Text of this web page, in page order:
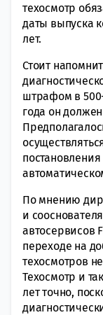
техосмотр
даты выпуска
лет.
Стоит
штрафом в
года он
По мнению
и
автосервисов
переходе на
техосмотров
Техосмотр и
лет точно,